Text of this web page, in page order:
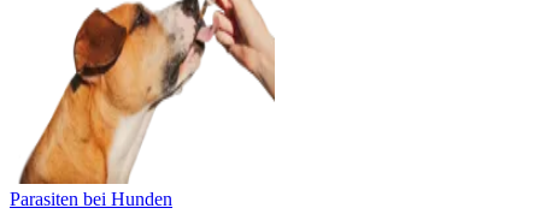
Parasiten bei Hunden